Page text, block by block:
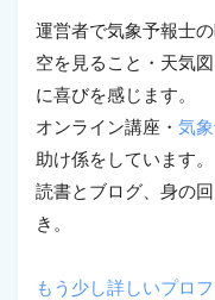
運営者で気象予報士
空を見ること・天気
に喜びを感じます。
オンライン講座・ 気
助け係をしています。
読書とブログ、身の
き。
もう少し詳しいプロ